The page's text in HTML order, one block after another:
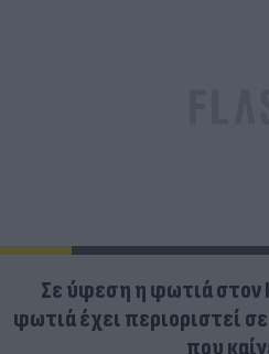
Σε ύφεση η φωτιά στον
φωτιά έχει περιοριστεί